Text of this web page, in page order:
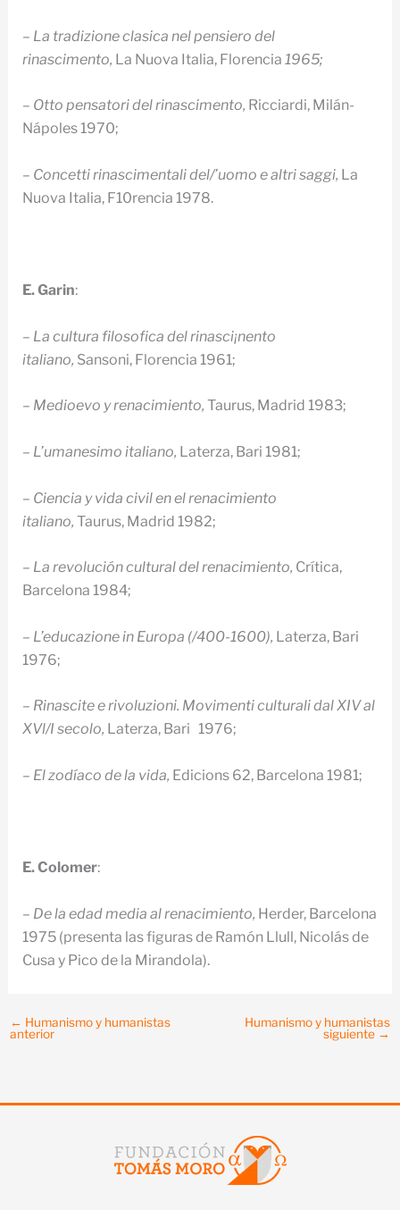
– La tradizione clasica nel pensiero del
rinascimento, La Nuova Italia, Florencia 1965;
– Otto pensatori del rinascimento, Ricciardi, Milán-
Nápoles 1970;
– Concetti rinascimentali del/’uomo e altri saggi, La
Nuova Italia, F10rencia 1978.
E. Garin:
– La cultura filosofica del rinasci¡nento
italiano, Sansoni, Florencia 1961;
– Medioevo y renacimiento, Tau­rus, Madrid 1983;
– L’umanesimo italiano, Laterza, Bari 1981;
– Ciencia y vida civil en el renacimiento
italiano, Taurus, Madrid 1982;
– La revolución cultural del renacimiento, Crítica,
Barcelona 1984;
– L’educazione in Europa (/400-1600), Laterza, Bari
1976;
– Rinascite e rivolu­zioni. Movimenti culturali dal XIV al
XVl/I secolo, Laterza, Bari 1976;
– El zodíaco de la vida, Edicions 62, Barcelona 1981;
E. Colomer:
– De la edad media al renacimiento, Herder, Barce­lona
1975 (presenta las figuras de Ramón Llull, Nicolás de
Cusa y Pico de la Mirandola).
← Humanismo y humanistas
anterior
Humanismo y humanistas
siguiente →